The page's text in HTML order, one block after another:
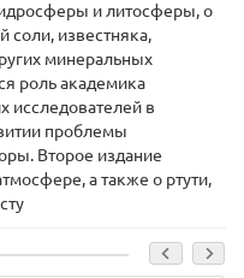
и литосферы, о
соли, известняка,
минеральных
роль академика
исследователей в
проблемы
Второе издание
а также о ртути,